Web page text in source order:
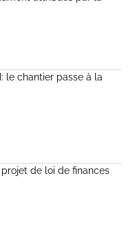
le chantier passe à la
de loi de finances